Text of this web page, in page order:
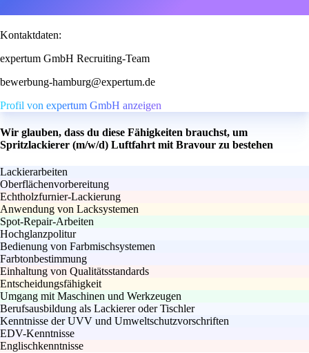
Kontaktdaten:
expertum GmbH Recruiting-Team
bewerbung-hamburg@expertum.de
Profil von expertum GmbH anzeigen
Wir glauben, dass du diese Fähigkeiten brauchst, um
Spritzlackierer (m/w/d) Luftfahrt mit Bravour zu bestehen
Lackierarbeiten
Oberflächenvorbereitung
Echtholzfurnier-Lackierung
Anwendung von Lacksystemen
Spot-Repair-Arbeiten
Hochglanzpolitur
Bedienung von Farbmischsystemen
Farbtonbestimmung
Einhaltung von Qualitätsstandards
Entscheidungsfähigkeit
Umgang mit Maschinen und Werkzeugen
Berufsausbildung als Lackierer oder Tischler
Kenntnisse der UVV und Umweltschutzvorschriften
EDV-Kenntnisse
Englischkenntnisse